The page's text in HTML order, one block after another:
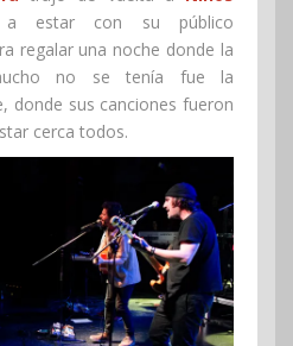
a estar con su público
regalar una noche donde la
no se tenía fue la
donde sus canciones fueron
cerca todos.